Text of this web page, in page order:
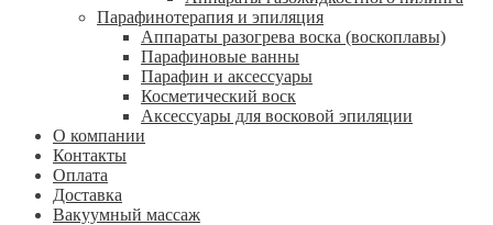
Парафинотерапия и эпиляция
Аппараты разогрева воска (воскоплавы)
Парафиновые ванны
Парафин и аксессуары
Косметический воск
Аксессуары для восковой эпиляции
О компании
Контакты
Оплата
Доставка
Вакуумный массаж